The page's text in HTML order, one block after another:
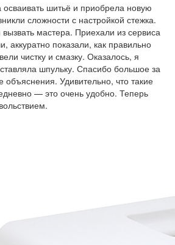
шитьё и приобрела новую
сложности с настройкой стежка.
мастера. Приехали из сервиса
аккуратно показали, как правильно
чистку и смазку. Оказалось, я
шпульку. Спасибо большое за
Удивительно, что такие
— это очень удобно. Теперь